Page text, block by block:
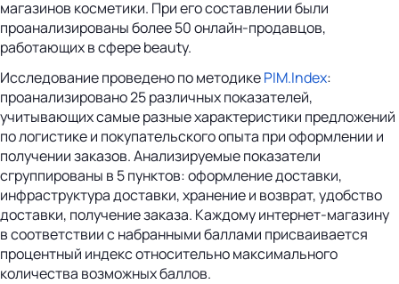
магазинов косметики. При его составлении были
проанализированы более 50 онлайн-продавцов,
работающих в сфере beauty.
Исследование проведено по методикеPIM.Index:
проанализировано 25 различных показателей,
учитывающих самые разные характеристики предложений
по логистике и покупательского опыта при оформлении и
получении заказов. Анализируемые показатели
сгруппированы в 5 пунктов: оформление доставки,
инфраструктура доставки, хранение и возврат, удобство
доставки, получение заказа. Каждому интернет-магазину
в соответствии с набранными баллами присваивается
процентный индекс относительно максимального
количества возможных баллов.